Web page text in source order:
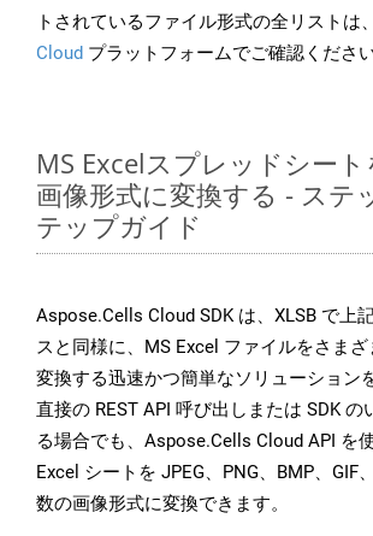
トされているファイル形式の全リストは、
Cloud プラットフォームでご確認ください
MS Excelスプレッドシート
画像形式に変換する - ステ
テップガイド
Aspose.Cells Cloud SDK は、XLSB で上
スと同様に、MS Excel ファイルをさま
変換する迅速かつ簡単なソリューション
直接の REST API 呼び出しまたは SDK の
る場合でも、Aspose.Cells Cloud API を
Excel シートを JPEG、PNG、BMP、GIF
数の画像形式に変換できます。